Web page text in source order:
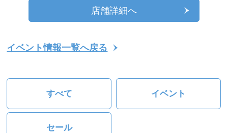
店舗詳細へ
イベント情報一覧へ戻る
すべて イベント
セール